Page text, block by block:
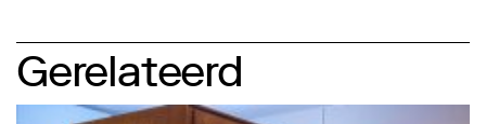
Gerelateerd